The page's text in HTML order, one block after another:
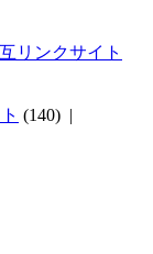
リンクサイト
(140) |